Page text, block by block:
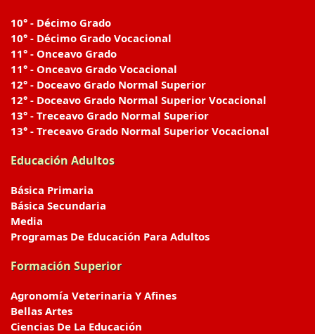
10° - Décimo Grado
10° - Décimo Grado Vocacional
11° - Onceavo Grado
11° - Onceavo Grado Vocacional
12° - Doceavo Grado Normal Superior
12° - Doceavo Grado Normal Superior Vocacional
13° - Treceavo Grado Normal Superior
13° - Treceavo Grado Normal Superior Vocacional
Educación Adultos
Básica Primaria
Básica Secundaria
Media
Programas De Educación Para Adultos
Formación Superior
Agronomía Veterinaria Y Afines
Bellas Artes
Ciencias De La Educación